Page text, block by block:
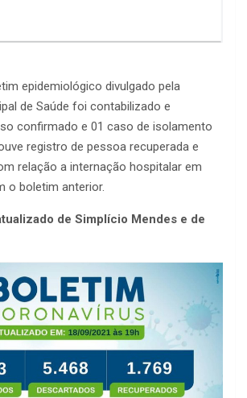
epidemiológico divulgado pela
de Saúde foi contabilizado e
confirmado e 01 caso de isolamento
registro de pessoa recuperada e
relação a internação hospitalar em
o boletim anterior.
de Simplício Mendes e de